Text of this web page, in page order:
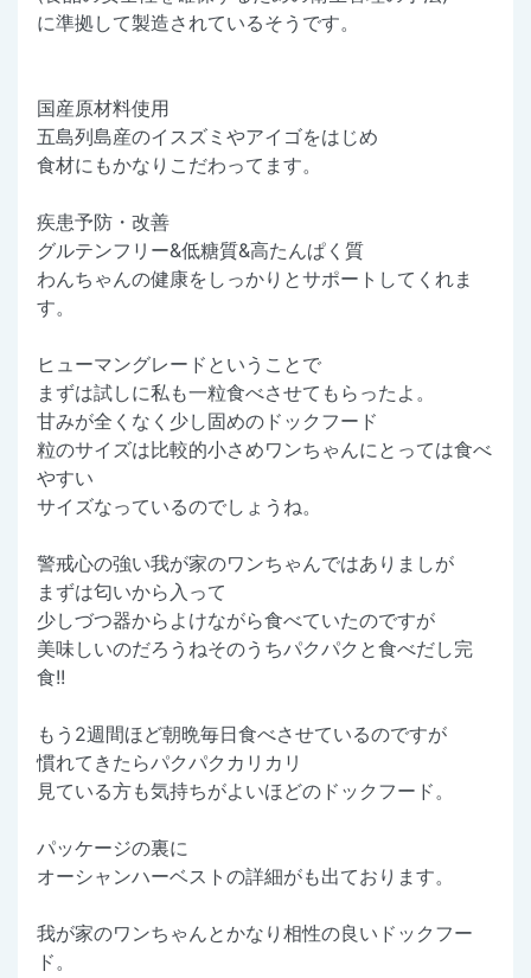
に準拠して製造されているそうです。
国産原材料使用
五島列島産のイスズミやアイゴをはじめ
食材にもかなりこだわってます。
疾患予防・改善
グルテンフリー&低糖質&高たんぱく質
わんちゃんの健康をしっかりとサポートしてくれま
す。
ヒューマングレードということで
まずは試しに私も一粒食べさせてもらったよ。
甘みが全くなく少し固めのドックフード
粒のサイズは比較的小さめワンちゃんにとっては食べ
やすい
サイズなっているのでしょうね。
警戒心の強い我が家のワンちゃんではありましが
まずは匂いから入って
少しづつ器からよけながら食べていたのですが
美味しいのだろうねそのうちパクパクと食べだし完
食!!
もう2週間ほど朝晩毎日食べさせているのですが
慣れてきたらパクパクカリカリ
見ている方も気持ちがよいほどのドックフード。
パッケージの裏に
オーシャンハーベストの詳細がも出ております。
我が家のワンちゃんとかなり相性の良いドックフー
ド。